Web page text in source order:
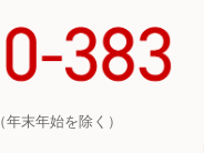
末年始を除く）